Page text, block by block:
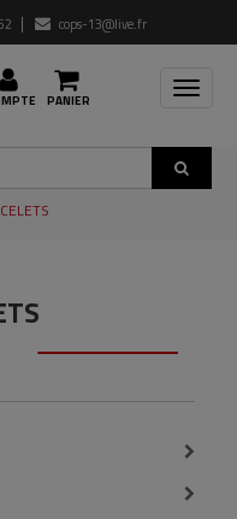
cops-13@live.fr
PANIER
Toggle